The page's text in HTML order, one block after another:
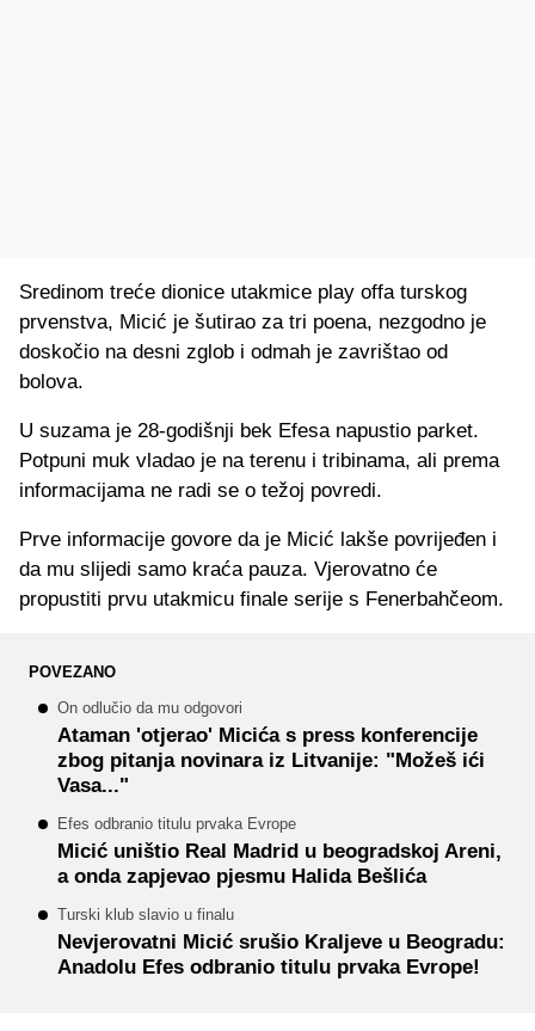
Sredinom treće dionice utakmice play offa turskog
prvenstva, Micić je šutirao za tri poena, nezgodno je
doskočio na desni zglob i odmah je zavrištao od
bolova.
U suzama je 28-godišnji bek Efesa napustio parket.
Potpuni muk vladao je na terenu i tribinama, ali prema
informacijama ne radi se o težoj povredi.
Prve informacije govore da je Micić lakše povrijeđen i
da mu slijedi samo kraća pauza. Vjerovatno će
propustiti prvu utakmicu finale serije s Fenerbahčeom.
POVEZANO
On odlučio da mu odgovori
Ataman 'otjerao' Micića s press konferencije
zbog pitanja novinara iz Litvanije: "Možeš ići
Vasa..."
Efes odbranio titulu prvaka Evrope
Micić uništio Real Madrid u beogradskoj Areni,
a onda zapjevao pjesmu Halida Bešlića
Turski klub slavio u finalu
Nevjerovatni Micić srušio Kraljeve u Beogradu:
Anadolu Efes odbranio titulu prvaka Evrope!